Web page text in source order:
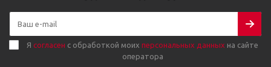
Я согласен с обработкой моих персональных данных на сайте
оператора